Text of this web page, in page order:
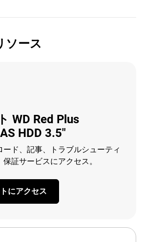
ソース
WD Red Plus
HDD 3.5"
ード、記事、トラブルシューティ
証サービスにアクセス。
にアクセス